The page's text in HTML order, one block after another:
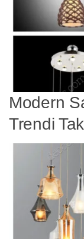
Modern
Trendi